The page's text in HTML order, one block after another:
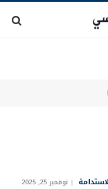
نوفمبر 25, 2025